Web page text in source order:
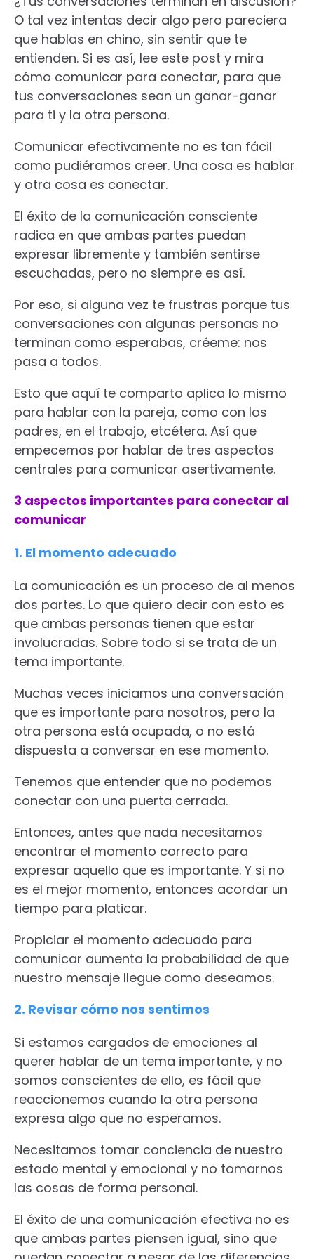
O tal vez intentas decir algo pero pareciera
que hablas en chino, sin sentir que te
entienden. Si es así, lee este post y mira
cómo comunicar para conectar, para que
tus conversaciones sean un ganar-ganar
para ti y la otra persona.
Comunicar efectivamente no es tan fácil
como pudiéramos creer. Una cosa es hablar
y otra cosa es conectar.
El éxito de la comunicación consciente
radica en que ambas partes puedan
expresar libremente y también sentirse
escuchadas, pero no siempre es así.
Por eso, si alguna vez te frustras porque tus
conversaciones con algunas personas no
terminan como esperabas, créeme: nos
pasa a todos.
Esto que aquí te comparto aplica lo mismo
para hablar con la pareja, como con los
padres, en el trabajo, etcétera. Así que
empecemos por hablar de tres aspectos
centrales para comunicar asertivamente.
3 aspectos importantes para conectar al
comunicar
1. El momento adecuado
La comunicación es un proceso de al menos
dos partes. Lo que quiero decir con esto es
que ambas personas tienen que estar
involucradas. Sobre todo si se trata de un
tema importante.
Muchas veces iniciamos una conversación
que es importante para nosotros, pero la
otra persona está ocupada, o no está
dispuesta a conversar en ese momento.
Tenemos que entender que no podemos
conectar con una puerta cerrada.
Entonces, antes que nada necesitamos
encontrar el momento correcto para
expresar aquello que es importante. Y si no
es el mejor momento, entonces acordar un
tiempo para platicar.
Propiciar el momento adecuado para
comunicar aumenta la probabilidad de que
nuestro mensaje llegue como deseamos.
2. Revisar cómo nos sentimos
Si estamos cargados de emociones al
querer hablar de un tema importante, y no
somos conscientes de ello, es fácil que
reaccionemos cuando la otra persona
expresa algo que no esperamos.
Necesitamos tomar conciencia de nuestro
estado mental y emocional y no tomarnos
las cosas de forma personal.
El éxito de una comunicación efectiva no es
que ambas partes piensen igual, sino que